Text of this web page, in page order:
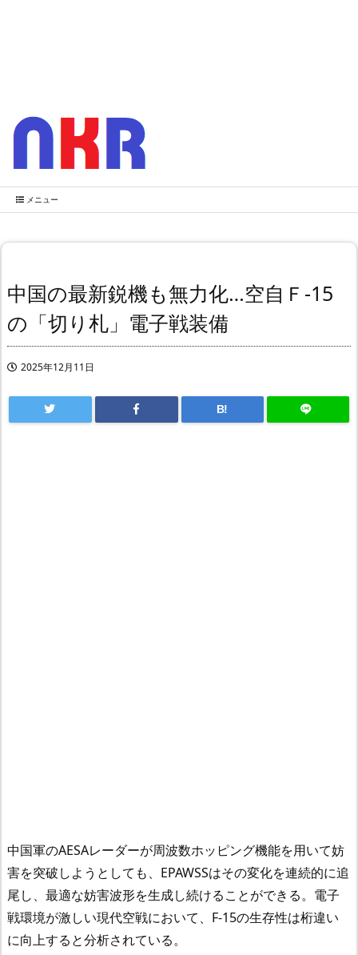
メニュー
中国の最新鋭機も無力化…空自Ｆ-15
の「切り札」電子戦装備
2025年12月11日
B!
中国軍のAESAレーダーが周波数ホッピング機能を用いて妨
害を突破しようとしても、EPAWSSはその変化を連続的に追
尾し、最適な妨害波形を生成し続けることができる。電子
戦環境が激しい現代空戦において、F-15の生存性は桁違い
に向上すると分析されている。